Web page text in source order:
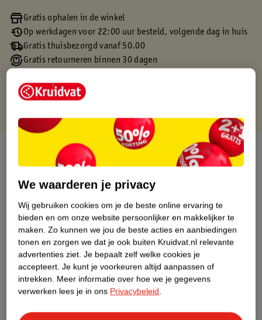
Gratis ophalen in de winkel
Op werkdagen voor 22:00 uur besteld, volgende dag in huis
Gratis thuisbezorgd vanaf 50.00
Gratis retourneren binnen 30 dagen
Over dit product
Productinformatie
Etiketinformatie
Nature Impact Score
Dit product heeft (nog) geen Nature
Impact Score.
Meer informatie
We waarderen je privacy
Wij gebruiken cookies om je de beste online ervaring te
bieden en om onze website persoonlijker en makkelijker te
maken. Zo kunnen we jou de beste acties en aanbiedingen
tonen en zorgen we dat je ook buiten Kruidvat.nl relevante
advertenties ziet. Je bepaalt zelf welke cookies je
accepteert. Je kunt je voorkeuren altijd aanpassen of
intrekken. Meer informatie over hoe we je gegevens
verwerken lees je in ons Privacybeleid.